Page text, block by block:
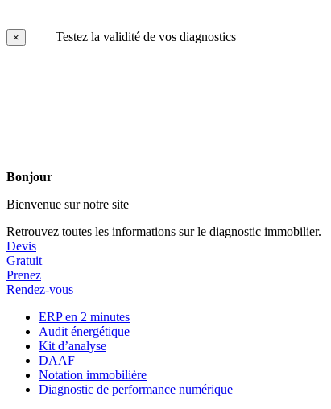
× Testez la validité de vos diagnostics
Bonjour
Bienvenue sur notre site
Retrouvez toutes les informations sur le diagnostic immobilier.
Devis
Gratuit
Prenez
Rendez-vous
ERP en 2 minutes
Audit énergétique
Kit d’analyse
DAAF
Notation immobilière
Diagnostic de performance numérique